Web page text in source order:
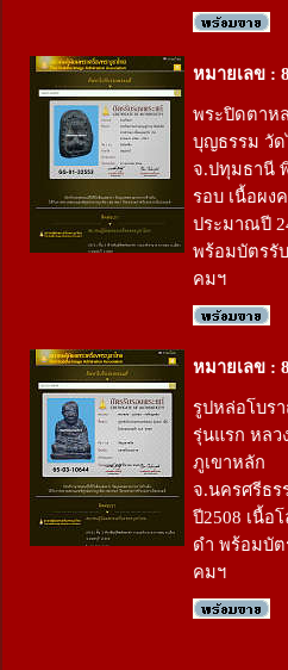
หมายเลข :
พระปิดตาห
บุญธรรม วัด
จ.ปทุมธานี
รอบ เนื้อผง
ประมาณปี
พร้อมบัตรรั
คมฯ
หมายเลข :
รูปหล่อโบร
รุ่นแรก หลว
ภูเขาหลัก
จ.นครศรีธร
ปี2508 เนื้อ
ดำ พร้อมบัต
คมฯ